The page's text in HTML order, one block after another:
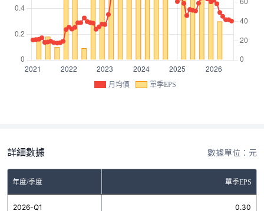
月均價 單季EPS
詳細數據 數據單位：元
年度/季度 單季EPS
2026-Q1 0.30